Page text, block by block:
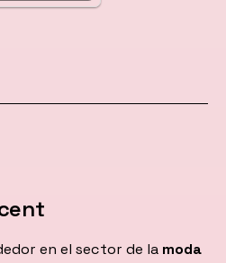
en el sector de la moda